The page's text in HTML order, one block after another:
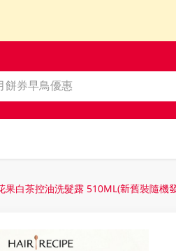
白茶控油洗髮露 510ML(新舊裝隨機